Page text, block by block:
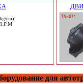
cm)
для